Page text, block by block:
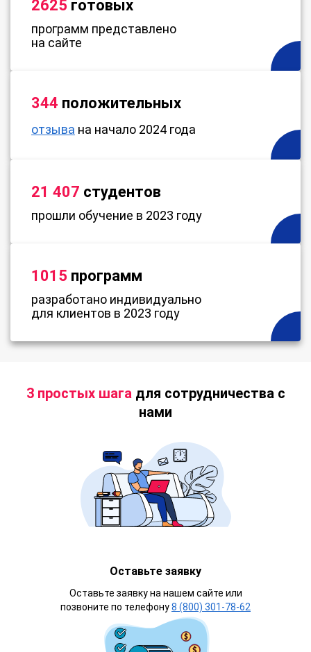
2625 готовых
программ представлено
на сайте
344 положительных
отзыва на начало 2024 года
21 407 студентов
прошли обучение в 2023 году
1015 программ
разработано индивидуально
для клиентов в 2023 году
3 простых шагадля сотрудничества с
нами
Оставьте заявку
Оставьте заявку на нашем сайте или
позвоните по телефону8 (800) 301-78-62